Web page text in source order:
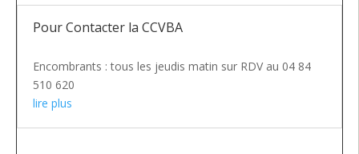
Pour Contacter la CCVBA
Encombrants : tous les jeudis matin sur RDV au 04 84
510 620
lire plus